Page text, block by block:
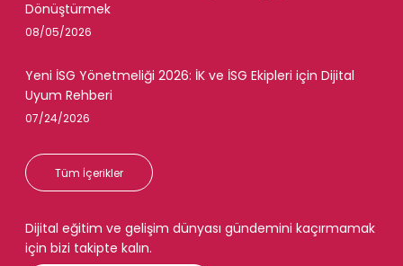
Dönüştürmek
08/05/2026
Yeni İSG Yönetmeliği 2026: İK ve İSG Ekipleri için Dijital
Uyum Rehberi
07/24/2026
Tüm İçerikler
Dijital eğitim ve gelişim dünyası gündemini kaçırmamak
için bizi takipte kalın.